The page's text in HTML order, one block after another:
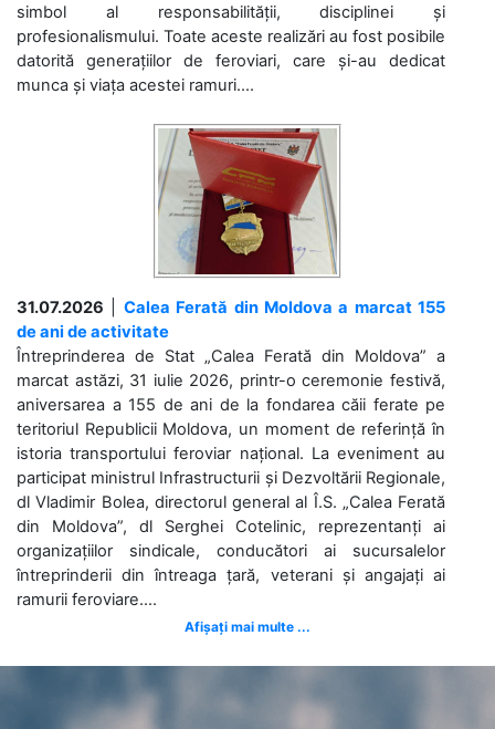
simbol al responsabilității, disciplinei și
profesionalismului. Toate aceste realizări au fost posibile
datorită generațiilor de feroviari, care și-au dedicat
munca și viața acestei ramuri....
31.07.2026
Calea Ferată din Moldova a marcat 155
de ani de activitate
Întreprinderea de Stat „Calea Ferată din Moldova” a
marcat astăzi, 31 iulie 2026, printr-o ceremonie festivă,
aniversarea a 155 de ani de la fondarea căii ferate pe
teritoriul Republicii Moldova, un moment de referință în
istoria transportului feroviar național. La eveniment au
participat ministrul Infrastructurii și Dezvoltării Regionale,
dl Vladimir Bolea, directorul general al Î.S. „Calea Ferată
din Moldova”, dl Serghei Cotelinic, reprezentanți ai
organizațiilor sindicale, conducători ai sucursalelor
întreprinderii din întreaga țară, veterani și angajați ai
ramurii feroviare....
Afișați mai multe ...